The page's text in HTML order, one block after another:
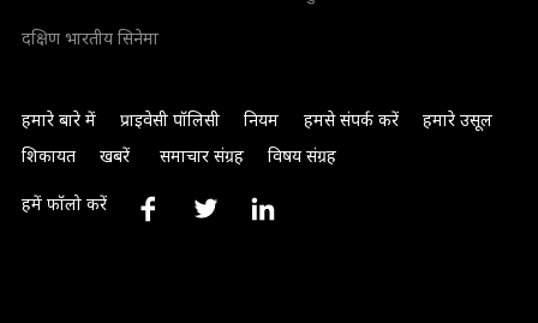
दक्षिण भारतीय सिनेमा
हमारे बारे में प्राइवेसी पॉलिसी नियम हमसे संपर्क करें
हमारे उसूल
शिकायत
खबरें समाचार संग्रह विषय संग्रह
हमें फॉलो करें